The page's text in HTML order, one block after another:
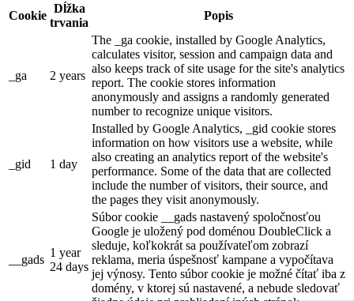
Cookie
Dĺžka
trvania
Popis
_ga 2 years
The _ga cookie, installed by Google Analytics,
calculates visitor, session and campaign data and
also keeps track of site usage for the site's analytics
report. The cookie stores information
anonymously and assigns a randomly generated
number to recognize unique visitors.
_gid 1 day
Installed by Google Analytics, _gid cookie stores
information on how visitors use a website, while
also creating an analytics report of the website's
performance. Some of the data that are collected
include the number of visitors, their source, and
the pages they visit anonymously.
__gads
1 year
24 days
Súbor cookie __gads nastavený spoločnosťou
Google je uložený pod doménou DoubleClick a
sleduje, koľkokrát sa používateľom zobrazí
reklama, meria úspešnosť kampane a vypočítava
jej výnosy. Tento súbor cookie je možné čítať iba z
domény, v ktorej sú nastavené, a nebude sledovať